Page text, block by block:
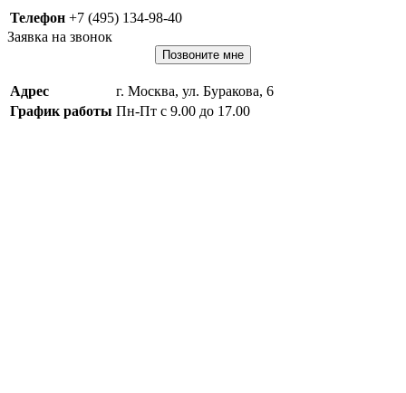
Телефон +7 (495) 134-98-40
Заявка на звонок
Позвоните мне
Адрес
г. Москва, ул. Буракова, 6
График работы Пн-Пт с 9.00 до 17.00